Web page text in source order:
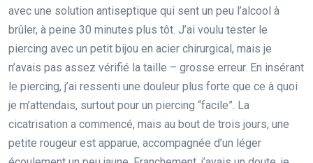
avec une solution antiseptique qui sent un peu l’alcool à
brûler, à peine 30 minutes plus tôt. J’ai voulu tester le
piercing avec un petit bijou en acier chirurgical, mais je
n’avais pas assez vérifié la taille – grosse erreur. En insérant
le piercing, j’ai ressenti une douleur plus forte que ce à quoi
je m’attendais, surtout pour un piercing “facile”. La
cicatrisation a commencé, mais au bout de trois jours, une
petite rougeur est apparue, accompagnée d’un léger